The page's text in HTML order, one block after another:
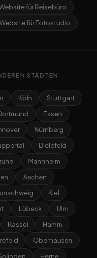
für Reisebüro
Website für Fotostudio
STÄDTEN
Köln
Stuttgart
Essen
Nürnberg
Bielefeld
Mannheim
Aachen
Kiel
Lübeck
Ulm
Kassel
Hamm
Oberhausen
Herne